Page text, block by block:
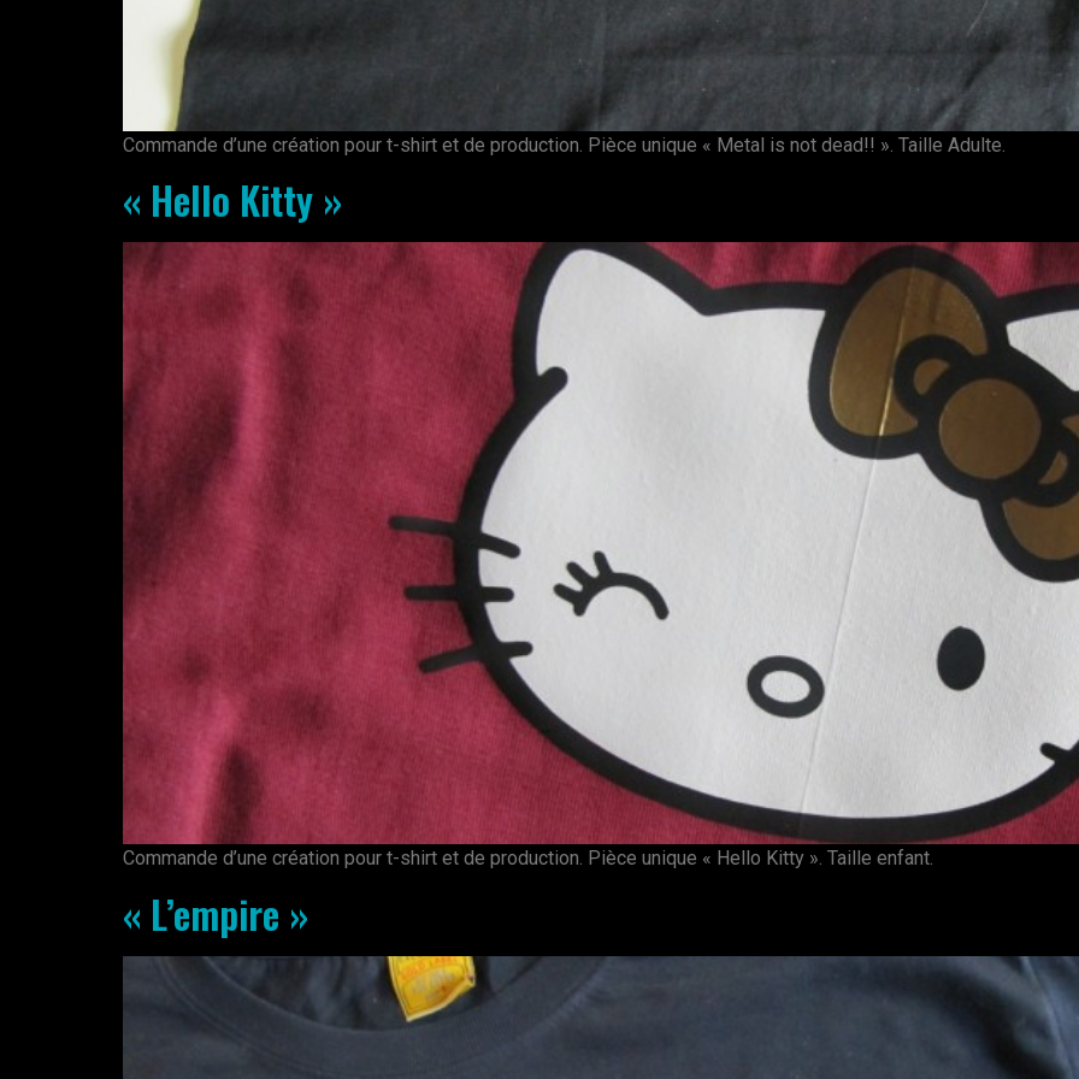
Commande d’une création pour t-shirt et de production. Pièce unique « Metal is not dead!! ». Taille Adulte.
« Hello Kitty »
Commande d’une création pour t-shirt et de production. Pièce unique « Hello Kitty ». Taille enfant.
« L’empire »